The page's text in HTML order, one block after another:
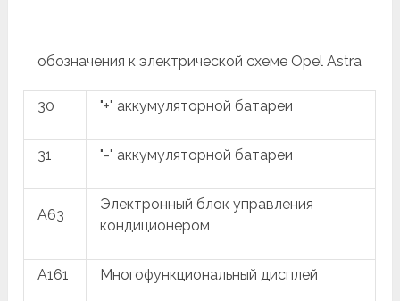
обозначения к электрической схеме Opel Astra
30 "+" аккумуляторной батареи
31 "-" аккумуляторной батареи
A63
Электронный блок управления
кондиционером
A161 Многофункциональный дисплей